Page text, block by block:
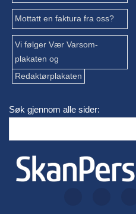
Mottatt en faktura fra oss?
Vi følger Vær Varsom-
plakaten og
Redaktørplakaten
Søk gjennom alle sider: